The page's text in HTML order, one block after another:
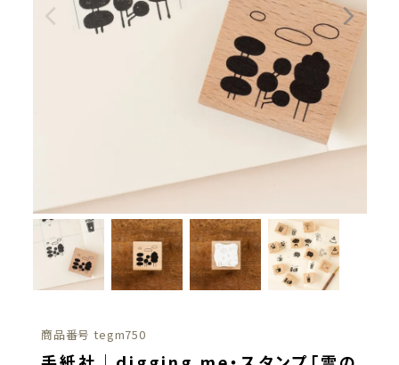
商品番号 tegm750